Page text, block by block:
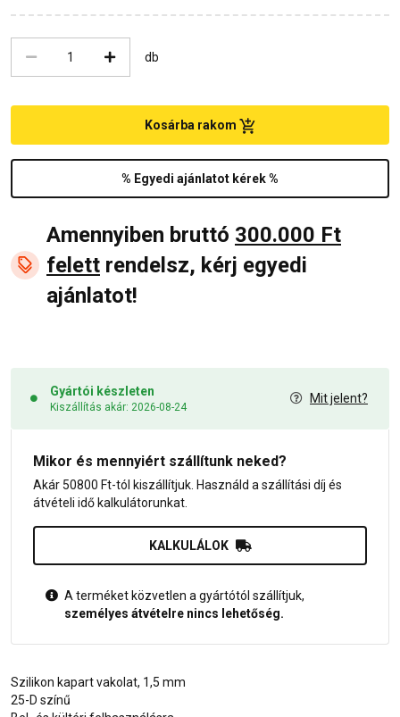
db
% Egyedi ajánlatot kérek %
Kosárba rakom
Amennyiben bruttó 300.000 Ft
felett rendelsz, kérj egyedi
ajánlatot!
Gyártói készleten
Kiszállítás akár: 2026-08-24
Mit jelent?
Mikor és mennyiért szállítunk neked?
Akár 50800 Ft-tól kiszállítjuk. Használd a szállítási díj és
átvételi idő kalkulátorunkat.
KALKULÁLOK
A terméket közvetlen a gyártótól szállítjuk,
személyes átvételre nincs lehetőség.
Szilikon kapart vakolat, 1,5 mm
25-D színű